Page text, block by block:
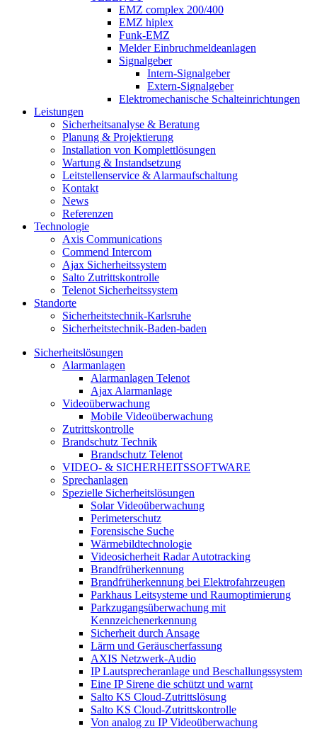
EMZ complex 200/400
EMZ hiplex
Funk-EMZ
Melder Einbruchmeldeanlagen
Signalgeber
Intern-Signalgeber
Extern-Signalgeber
Elektromechanische Schalteinrichtungen
Leistungen
Sicherheitsanalyse & Beratung
Planung & Projektierung​
Installation von Komplettlösungen
Wartung & Instandsetzung
Leitstellenservice & Alarmaufschaltung
Kontakt
News
Referenzen
Technologie
Axis Communications
Commend Intercom
Ajax Sicherheitssystem​
Salto Zutrittskontrolle
Telenot Sicherheitssystem
Standorte
Sicherheitstechnik-Karlsruhe
Sicherheitstechnik-Baden-baden
Sicherheitslösungen
Alarmanlagen
Alarmanlagen Telenot
Ajax Alarmanlage
Videoüberwachung
Mobile Videoüberwachung
Zutrittskontrolle
Brandschutz Technik
Brandschutz Telenot
VIDEO- & SICHERHEITSSOFTWARE
Sprechanlagen
Spezielle Sicherheitslösungen
Solar Videoüberwachung
Perimeterschutz
Forensische Suche
Wärmebildtechnologie
Videosicherheit Radar Autotracking​
Brandfrüherkennung
Brandfrüherkennung bei Elektrofahrzeugen
Parkhaus Leitsysteme und Raumoptimierung
Parkzugangsüberwachung mit
Kennzeichenerkennung
Sicherheit durch Ansage
Lärm und Geräuscherfassung
AXIS Netzwerk-Audio
IP Lautsprecheranlage und Beschallungssystem
Eine IP Sirene die schützt und warnt
Salto KS Cloud-Zutrittslösung
Salto KS Cloud-Zutrittskontrolle
Von analog zu IP Videoüberwachung